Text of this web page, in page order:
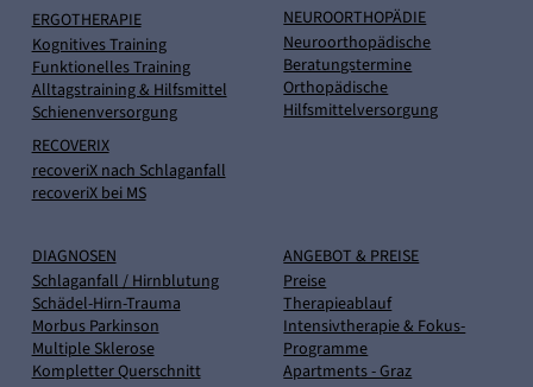
ANGEBOT & PREISE
Preise
Therapieablauf
Intensivtherapie & Fokus-
Programme
Apartments - Graz
NEUROORTHOPÄDIE
Neuroorthopädische
Beratungstermine
Orthopädische
Hilfsmittelversorgung
ERGOTHERAPIE
Kognitives Training
Funktionelles Training
Alltagstraining & Hilfsmittel
Schienenversorgung
RECOVERIX
recoveriX nach Schlaganfall
recoveriX bei MS
DIAGNOSEN
Schlaganfall / Hirnblutung
Schädel-Hirn-Trauma
Morbus Parkinson
Multiple Sklerose
Kompletter Querschnitt